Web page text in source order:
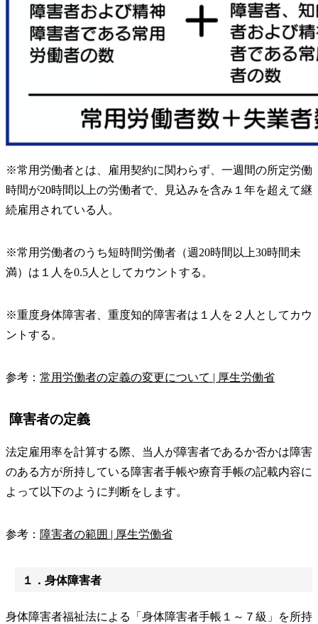
※常用労働者とは、雇用契約に関わらず、一週間の所定労働
時間が20時間以上の労働者で、見込みを含み１年を超えて継
続雇用されている人。
※常用労働者のうち短時間労働者（週20時間以上30時間未
満）は１人を0.5人としてカウントする。
※重度身体障害者、重度知的障害者は１人を２人としてカウ
ントする。
参考： 常用労働者の定義の変更について | 厚生労働省
障害者の定義
法定雇用率を計算する際、当人が障害者であるか否かは障害
のある方が所持している障害者手帳や療育手帳の記載内容に
よって以下のように判断をします。
参考： 障害者の範囲 | 厚生労働省
１．身体障害者
身体障害者福祉法による「身体障害者手帳１～７級」を所持